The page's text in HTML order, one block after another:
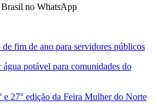
no WhatsApp
de fim de ano para servidores públicos
potável para comunidades do
e 27° edição da Feira Mulher do Norte